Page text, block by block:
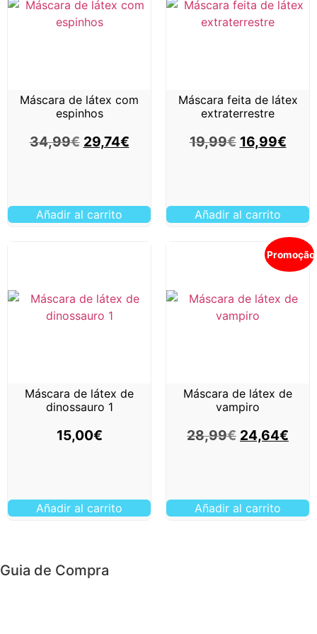
Máscara de látex com
espinhos
34,99€ 29,74€
Añadir al carrito
Máscara feita de látex
extraterrestre
19,99€ 16,99€
Añadir al carrito
Máscara de látex de
dinossauro 1
15,00€
Añadir al carrito
Promoção!
Máscara de látex de
vampiro
28,99€ 24,64€
Añadir al carrito
Guia de Compra